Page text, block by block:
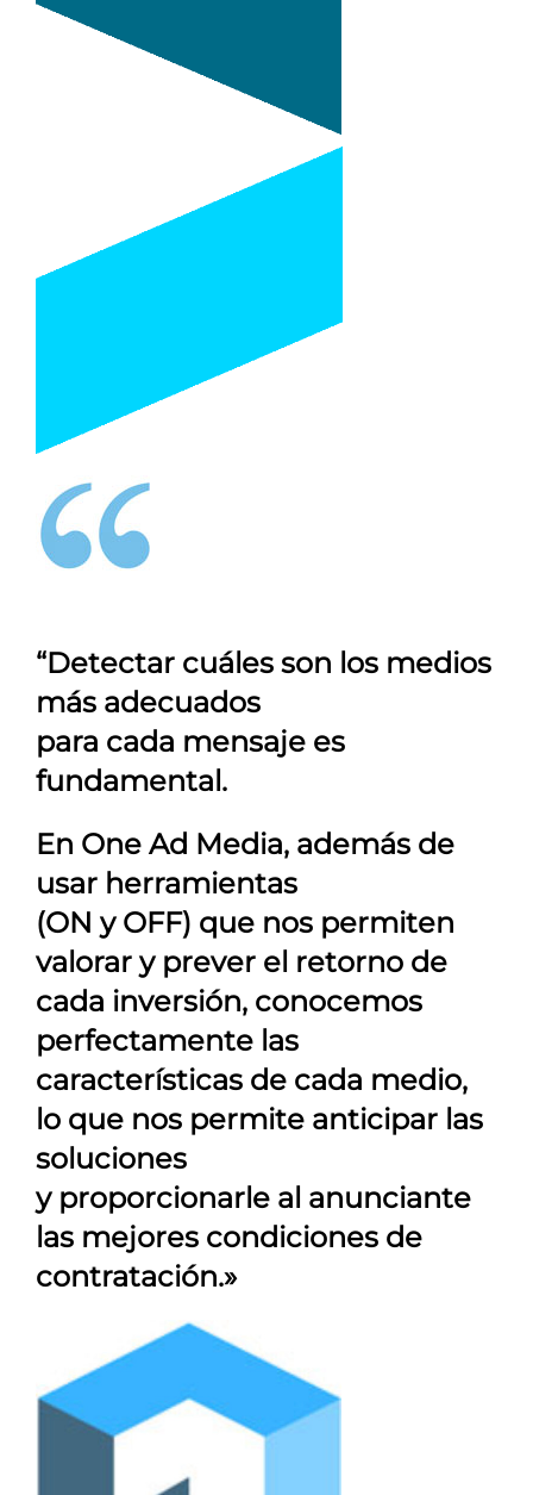
“Detectar cuáles son los medios
más adecuados
para cada mensaje es
fundamental.
En One Ad Media, además de
usar herramientas
(ON y OFF) que nos permiten
valorar y prever el retorno de
cada inversión, conocemos
perfectamente las
características de cada medio,
lo que nos permite anticipar las
soluciones
y proporcionarle al anunciante
las mejores condiciones de
contratación.»